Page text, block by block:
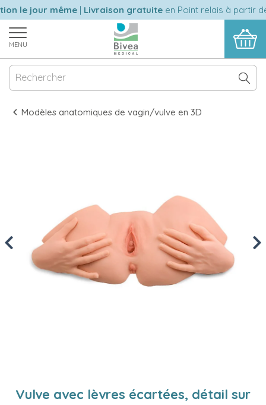
le jour même|Livraison gratuiteen Point relais à partir de
MENU
Modèles anatomiques de vagin/vulve en 3D
Previous
Vulve avec lèvres écartées, détail sur